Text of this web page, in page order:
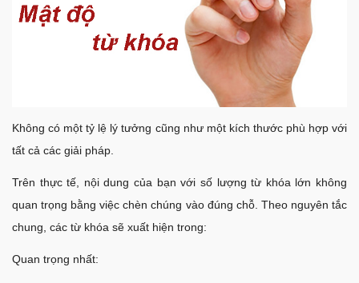
Không có một tỷ lệ lý tưởng cũng như một kích thước phù hợp với
tất cả các giải pháp.
Trên thực tế, nội dung của bạn với số lượng từ khóa lớn không
quan trọng bằng việc chèn chúng vào đúng chỗ. Theo nguyên tắc
chung, các từ khóa sẽ xuất hiện trong:
Quan trọng nhất: